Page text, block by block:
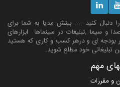
دنبال کنید .... بینش مدیا به شما برای
و سیما ,تبلیغات در سینماها ابزارهای
بودجه ای و درهر کسب و کاری که هستید
تبلیغاتی خود مطلع شوید.
مهم
و مقررات